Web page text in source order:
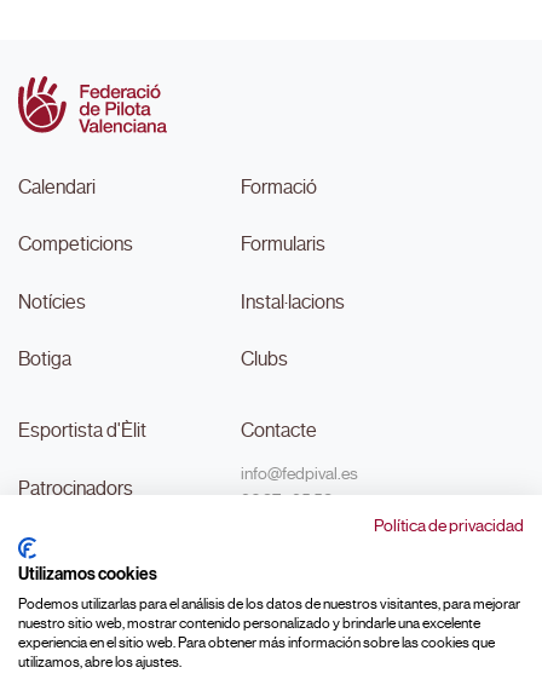
Política de privacidad
Utilizamos cookies
Podemos utilizarlas para el análisis de los datos de nuestros visitantes, para mejorar
nuestro sitio web, mostrar contenido personalizado y brindarle una excelente
experiencia en el sitio web. Para obtener más información sobre las cookies que
utilizamos, abre los ajustes.
Calendari
Competicions
Notícies
Botiga
Formació
Formularis
Instal·lacions
Clubs
Esportista d'Èlit
Patrocinadors
Transparència
#MouLaPilota
Contacte
info@fedpival.es
96 374 95 58
C/Marqués de Sant Joan nº 32,